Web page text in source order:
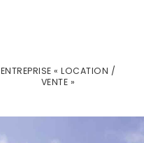
ENTREPRISE « LOCATION /
VENTE »